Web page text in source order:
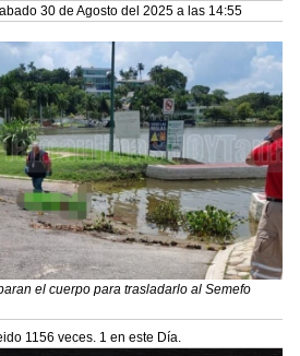
30 de Agosto del 2025 a las 14:55
el cuerpo para trasladarlo al Semefo
1156 veces. 1 en este Día.